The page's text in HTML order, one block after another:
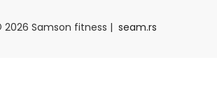
2026 Samson fitness |seam.rs